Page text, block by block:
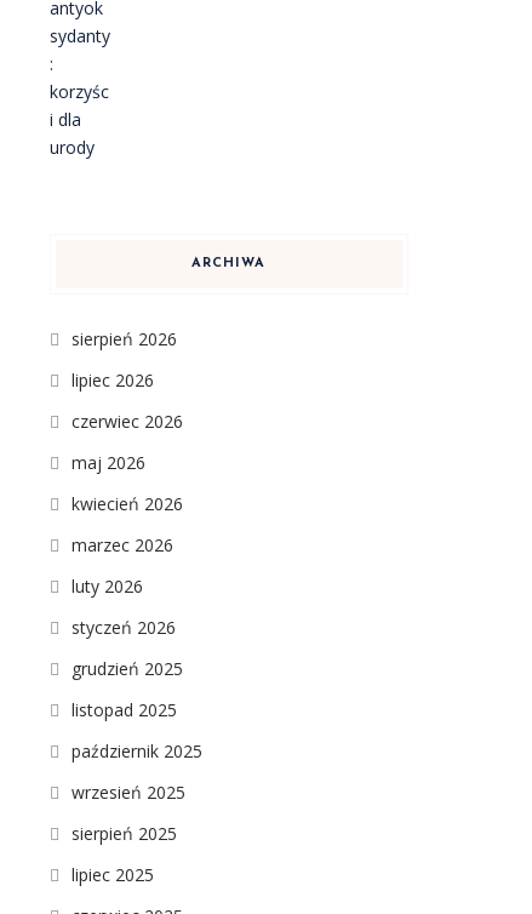
ARCHIWA
sierpień 2026
lipiec 2026
czerwiec 2026
maj 2026
kwiecień 2026
marzec 2026
luty 2026
styczeń 2026
grudzień 2025
listopad 2025
październik 2025
wrzesień 2025
sierpień 2025
lipiec 2025